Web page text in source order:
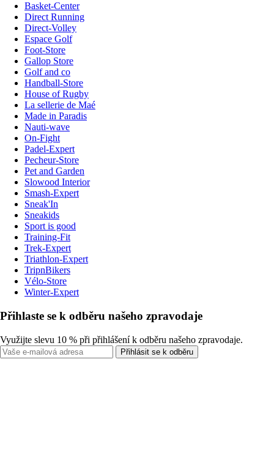
Basket-Center
Direct Running
Direct-Volley
Espace Golf
Foot-Store
Gallop Store
Golf and co
Handball-Store
House of Rugby
La sellerie de Maé
Made in Paradis
Nauti-wave
On-Fight
Padel-Expert
Pecheur-Store
Pet and Garden
Slowood Interior
Smash-Expert
Sneak'In
Sneakids
Sport is good
Training-Fit
Trek-Expert
Triathlon-Expert
TripnBikers
Vélo-Store
Winter-Expert
Přihlaste se k odběru našeho zpravodaje
Využijte slevu 10 % při přihlášení k odběru našeho zpravodaje.
Přihlásit se k odběru